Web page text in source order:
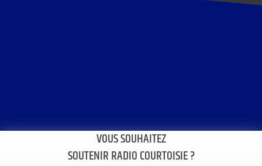
VOUS SOUHAITEZ
SOUTENIR RADIO COURTOISIE ?